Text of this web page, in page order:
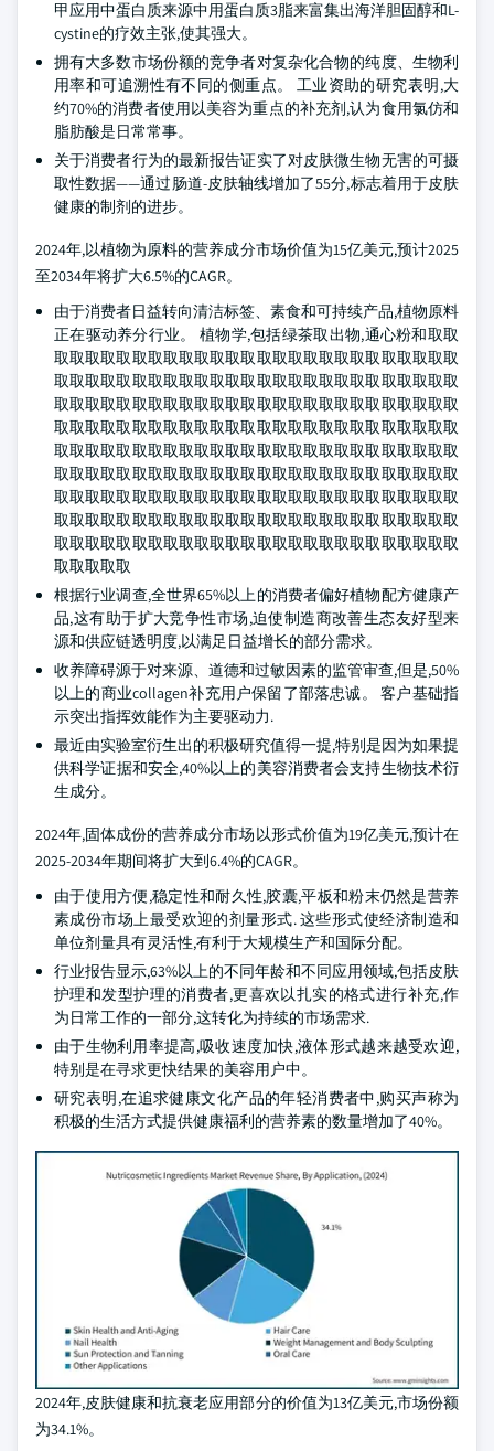
甲应用中蛋白质来源中用蛋白质3脂来富集出海洋胆固醇和L-
cystine的疗效主张,使其强大。
拥有大多数市场份额的竞争者对复杂化合物的纯度、生物利
用率和可追溯性有不同的侧重点。 工业资助的研究表明,大
约70%的消费者使用以美容为重点的补充剂,认为食用氯仿和
脂肪酸是日常常事。
关于消费者行为的最新报告证实了对皮肤微生物无害的可摄
取性数据——通过肠道-皮肤轴线增加了55分,标志着用于皮肤
健康的制剂的进步。
2024年,以植物为原料的营养成分市场价值为15亿美元,预计2025
至2034年将扩大6.5%的CAGR。
由于消费者日益转向清洁标签、素食和可持续产品,植物原料
正在驱动养分行业。 植物学,包括绿茶取出物,通心粉和取取
取取取取取取取取取取取取取取取取取取取取取取取取取取
取取取取取取取取取取取取取取取取取取取取取取取取取取
取取取取取取取取取取取取取取取取取取取取取取取取取取
取取取取取取取取取取取取取取取取取取取取取取取取取取
取取取取取取取取取取取取取取取取取取取取取取取取取取
取取取取取取取取取取取取取取取取取取取取取取取取取取
取取取取取取取取取取取取取取取取取取取取取取取取取取
取取取取取取取取取取取取取取取取取取取取取取取取取取
取取取取取取取取取取取取取取取取取取取取取取取取取取
取取取取取
根据行业调查,全世界65%以上的消费者偏好植物配方健康产
品,这有助于扩大竞争性市场,迫使制造商改善生态友好型来
源和供应链透明度,以满足日益增长的部分需求。
收养障碍源于对来源、道德和过敏因素的监管审查,但是,50%
以上的商业collagen补充用户保留了部落忠诚。 客户基础指
示突出指挥效能作为主要驱动力.
最近由实验室衍生出的积极研究值得一提,特别是因为如果提
供科学证据和安全,40%以上的美容消费者会支持生物技术衍
生成分。
2024年,固体成份的营养成分市场以形式价值为19亿美元,预计在
2025-2034年期间将扩大到6.4%的CAGR。
由于使用方便,稳定性和耐久性,胶囊,平板和粉末仍然是营养
素成份市场上最受欢迎的剂量形式. 这些形式使经济制造和
单位剂量具有灵活性,有利于大规模生产和国际分配。
行业报告显示,63%以上的不同年龄和不同应用领域,包括皮肤
护理和发型护理的消费者,更喜欢以扎实的格式进行补充,作
为日常工作的一部分,这转化为持续的市场需求.
由于生物利用率提高,吸收速度加快,液体形式越来越受欢迎,
特别是在寻求更快结果的美容用户中。
研究表明,在追求健康文化产品的年轻消费者中,购买声称为
积极的生活方式提供健康福利的营养素的数量增加了40%。
2024年,皮肤健康和抗衰老应用部分的价值为13亿美元,市场份额
为34.1%。